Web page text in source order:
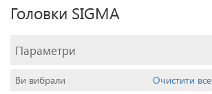
Головки SIGMA
Параметри
Ви вибрали
Очистити все